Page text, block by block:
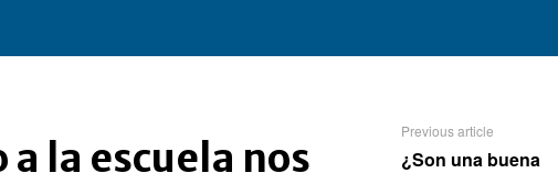
a la escuela nos
Previous article
¿Son una buena